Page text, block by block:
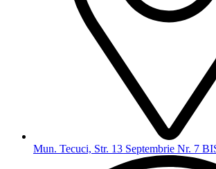
Mun. Tecuci, Str. 13 Septembrie Nr. 7